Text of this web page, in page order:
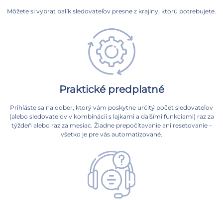
Môžete si vybrať balík sledovateľov presne z krajiny, ktorú potrebujete.
Praktické predplatné
Prihláste sa na odber, ktorý vám poskytne určitý počet sledovateľov
(alebo sledovateľov v kombinácii s lajkami a ďalšími funkciami) raz za
týždeň alebo raz za mesiac. Žiadne prepočítavanie ani resetovanie –
všetko je pre vás automatizované.